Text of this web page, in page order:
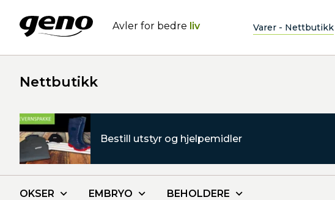
Avler for bedre liv Varer - Nettbutikk
Nettbutikk
Bestill utstyr og hjelpemidler
OKSER EMBRYO BEHOLDERE